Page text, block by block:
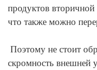
продуктов вторичной
что также можно
Поэтому не стоит
скромность внешней